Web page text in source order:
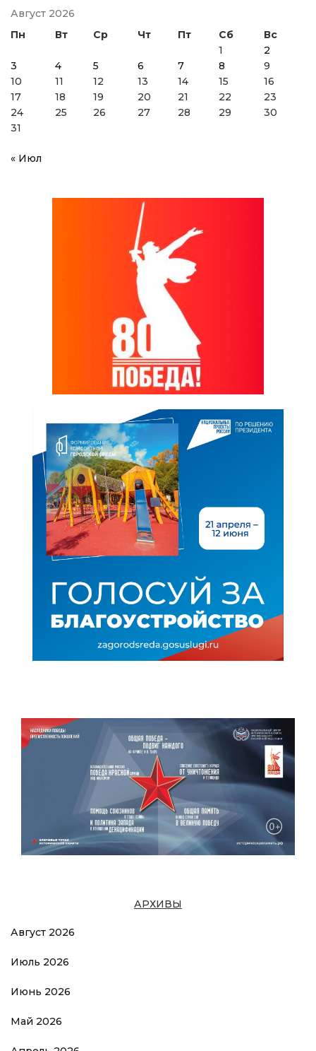
Август 2026
Пн
Вт Ср Чт Пт Сб
Вс
1
2
3
4 5 6 7 8
9
10
11 12 13 14 15
16
17
18 19 20 21 22
23
24
25 26 27 28 29
30
31
« Июл
АРХИВЫ
Август 2026
Июль 2026
Июнь 2026
Май 2026